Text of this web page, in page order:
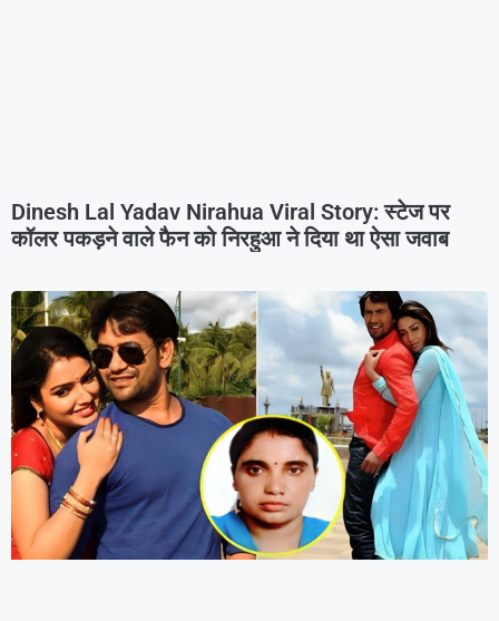
Dinesh Lal Yadav Nirahua Viral Story: स्टेज पर
कॉलर पकड़ने वाले फैन को निरहुआ ने दिया था ऐसा जवाब